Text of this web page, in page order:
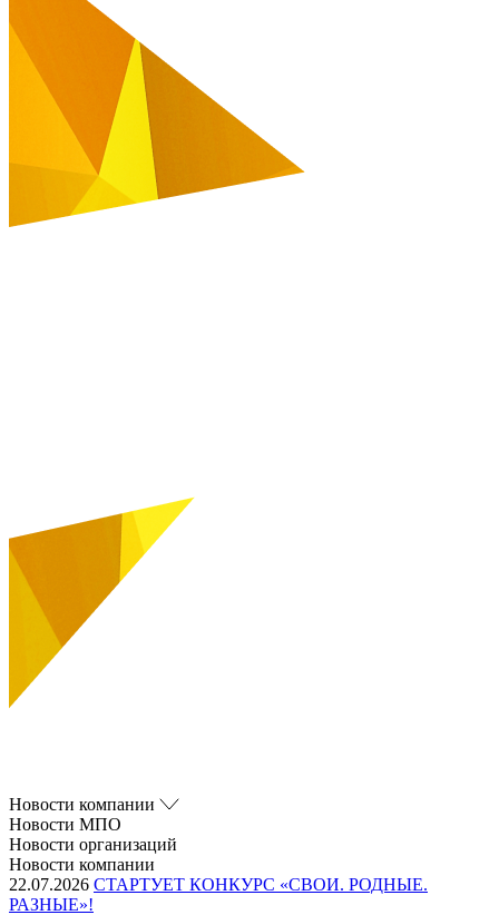
Новости компании
Новости МПО
Новости организаций
Новости компании
22.07.2026 СТАРТУЕТ КОНКУРС «СВОИ. РОДНЫЕ.
РАЗНЫЕ»!